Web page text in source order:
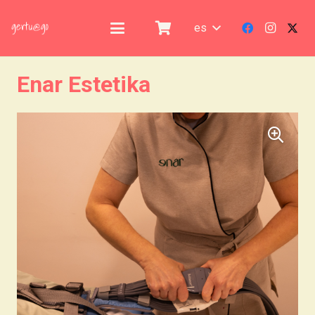
es
Enar Estetika